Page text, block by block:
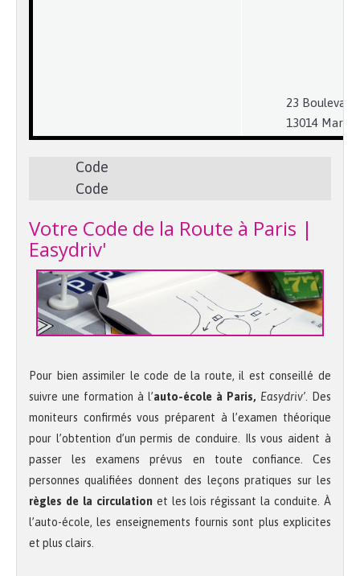
23
13014
Code
Code
Votre Code de la Route à Paris |
Easydriv'
Pour bien assimiler le code de la route, il est conseillé de
suivre une formation à l’auto-école à Paris, Easydriv’ . Des
moniteurs confirmés vous préparent à l’examen théorique
pour l’obtention d’un permis de conduire. Ils vous aident à
passer les examens prévus en toute confiance. Ces
personnes qualifiées donnent des leçons pratiques sur les
règles de la circulationet les lois régissant la conduite. À
l’auto-école, les enseignements fournis sont plus explicites
et plus clairs.